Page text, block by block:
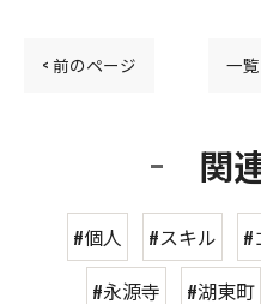
< 前のページ 一
関
#個人 #スキル
#
#永源寺
#湖東町